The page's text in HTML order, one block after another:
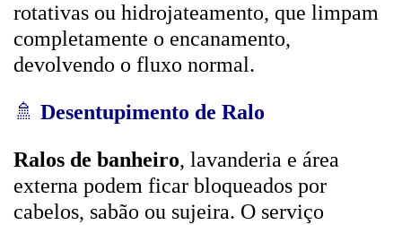
rotativas ou hidrojateamento, que limpam
completamente o encanamento,
devolvendo o fluxo normal.
🚿 Desentupimento de Ralo
Ralos de banheiro, lavanderia e área
externa podem ficar bloqueados por
cabelos, sabão ou sujeira. O serviço